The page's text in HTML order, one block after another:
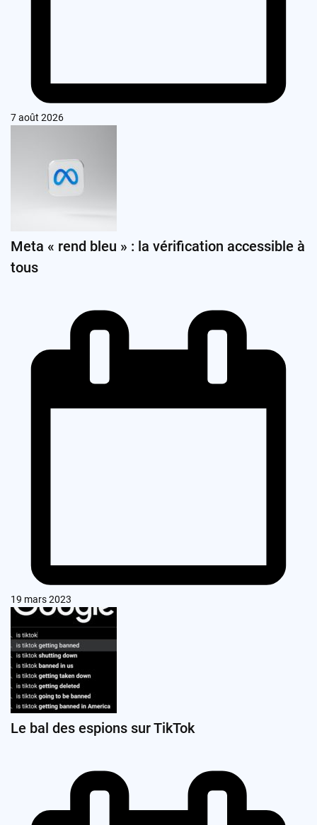
7 août 2026
Meta « rend bleu » : la vérification accessible à
tous
19 mars 2023
Le bal des espions sur TikTok